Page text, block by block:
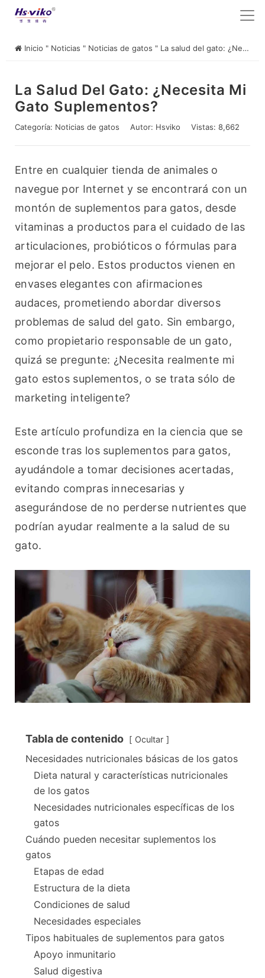
Inicio " Noticias " Noticias de gatos " La salud del gato: ¿Necesita mi gato suplementos?
La Salud Del Gato: ¿Necesita Mi
Gato Suplementos?
Categoría: Noticias de gatos Autor: Hsviko Vistas: 8,662
Entre en cualquier tienda de animales o
navegue por Internet y se encontrará con un
montón de suplementos para gatos, desde
vitaminas a productos para el cuidado de las
articulaciones, probióticos o fórmulas para
mejorar el pelo. Estos productos vienen en
envases elegantes con afirmaciones
audaces, prometiendo abordar diversos
problemas de salud del gato. Sin embargo,
como propietario responsable de un gato,
quizá se pregunte: ¿Necesita realmente mi
gato estos suplementos, o se trata sólo de
marketing inteligente?
Este artículo profundiza en la ciencia que se
esconde tras los suplementos para gatos,
ayudándole a tomar decisiones acertadas,
evitando compras innecesarias y
asegurándose de no perderse nutrientes que
podrían ayudar realmente a la salud de su
gato.
Tabla de contenido Ocultar
Necesidades nutricionales básicas de los gatos
Dieta natural y características nutricionales
de los gatos
Necesidades nutricionales específicas de los
gatos
Cuándo pueden necesitar suplementos los
gatos
Etapas de edad
Estructura de la dieta
Condiciones de salud
Necesidades especiales
Tipos habituales de suplementos para gatos
Apoyo inmunitario
Salud digestiva